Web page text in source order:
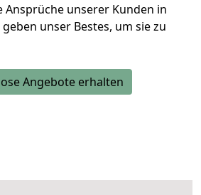
Ansprüche unserer Kunden in
unser Bestes, um sie zu
Angebote erhalten